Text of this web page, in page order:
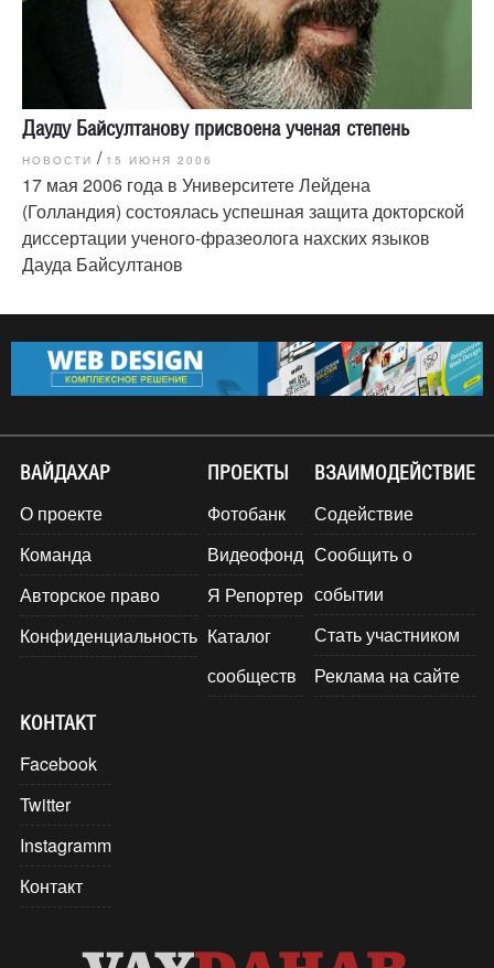
Дауду Байсултанову присвоена ученая степень
НОВОСТИ / 15 ИЮНЯ 2006
17 мая 2006 года в Университете Лейдена
(Голландия) состоялась успешная защита докторской
диссертации ученого-фразеолога нахских языков
Дауда Байсултанов
ВАЙДАХАР
О проекте
Команда
Авторское право
Конфиденциальность
ПРОЕКТЫ
Фотобанк
Видеофонд
Я Репортер
Каталог
сообществ
ВЗАИМОДЕЙСТВИЕ
Содействие
Сообщить о
событии
Стать участником
Реклама на сайте
КОНТАКТ
Facebook
Twitter
Instagramm
Контакт